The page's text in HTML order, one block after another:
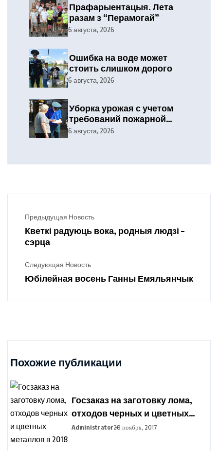
Прафарыентацыя. Лета
разам з “Перамогай”
6 августа, 2026
Ошибка на воде может
стоить слишком дорого
6 августа, 2026
Уборка урожая с учетом
требований пожарной
безопасности
6 августа, 2026
Предыдущая Новость
Кветкі радуюць вока, родныя людзі –
сэрца
Следующая Новость
Юбілейная восень Ганны Емяльянчык
Похожие публикации
Госзаказ на заготовку лома,
отходов черных и цветных
металлов в 2018 году
Administrator28 ноября, 2017